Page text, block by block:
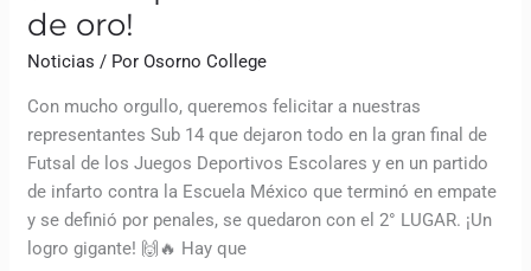
de oro!
Noticias / PorOsorno College
Con mucho orgullo, queremos felicitar a nuestras
representantes Sub 14 que dejaron todo en la gran final de
Futsal de los Juegos Deportivos Escolares y en un partido
de infarto contra la Escuela México que terminó en empate
y se definió por penales, se quedaron con el 2° LUGAR. ¡Un
logro gigante! 🙌🔥 Hay que